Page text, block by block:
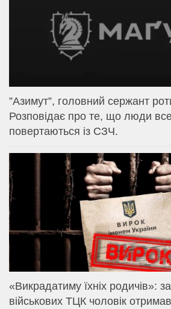
⁨”Азимут”, головний сержант
Розповідає про те, що люди
повертаються із СЗЧ.
«Викрадатиму їхніх родичів»:
військових ТЦК чоловік отримав